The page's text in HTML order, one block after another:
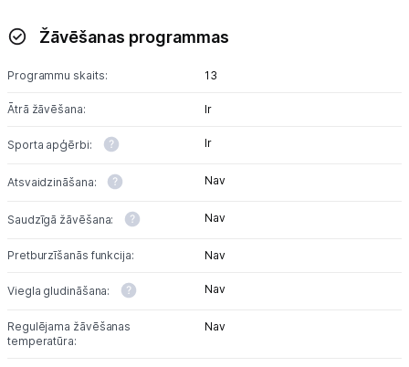
Žāvēšanas programmas
Programmu skaits: 13
Ātrā žāvēšana: Ir
Sporta apģērbi: Ir
Atsvaidzināšana: Nav
Saudzīgā žāvēšana: Nav
Pretburzīšanās funkcija: Nav
Viegla gludināšana: Nav
Regulējama žāvēšanas
temperatūra:
Nav